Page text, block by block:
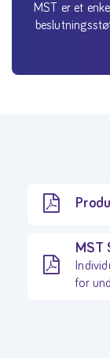
MST er et
MST
for